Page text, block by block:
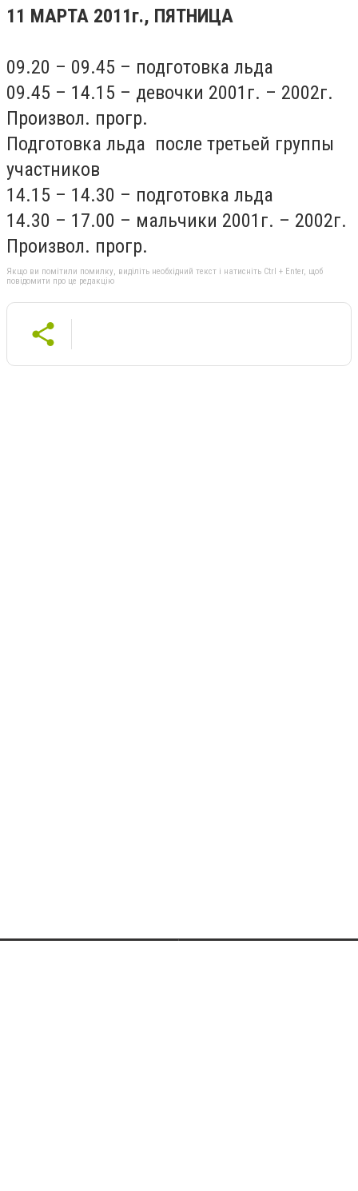
11 МАРТА 2011г., ПЯТНИЦА
09.20 – 09.45 – подготовка льда
09.45 – 14.15 – девочки 2001г. – 2002г.
Произвол. прогр.
Подготовка льда после третьей группы
участников
14.15 – 14.30 – подготовка льда
14.30 – 17.00 – мальчики 2001г. – 2002г.
Произвол. прогр.
Якщо ви помітили помилку, виділіть необхідний текст і натисніть Ctrl + Enter, щоб
повідомити про це редакцію